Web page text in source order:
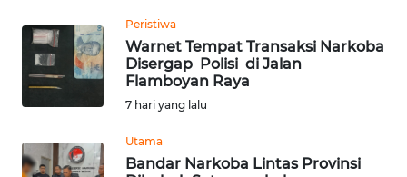
Peristiwa
Warnet Tempat Transaksi Narkoba
Disergap Polisi di Jalan
Flamboyan Raya
7 hari yang lalu
Utama
Bandar Narkoba Lintas Provinsi
INFO
IKLAN
TENTANG
PEDOMAN